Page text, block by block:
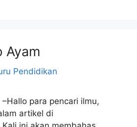
Ayam
Pendidikan
para pencari ilmu,
artikel di